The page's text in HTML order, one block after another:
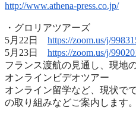
http://www.athena-press.co.jp/
・グロリアツアーズ
5月22日 https://zoom.us/j/
5月23日 https://zoom.us/j/
フランス渡航の見通し、現地
オンラインビデオツアー
オンライン留学など、 現状で
の取り組みなどご案内します。